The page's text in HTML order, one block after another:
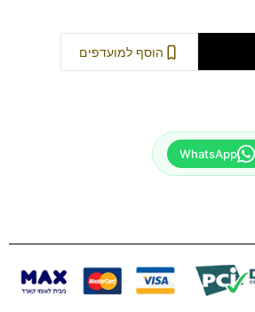
הוסף למועדפים
WhatsApp